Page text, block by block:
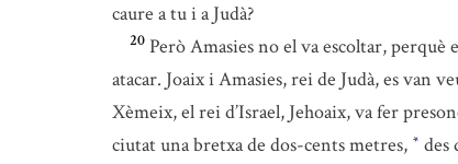
caure a tu i a Judà?
20 Però Amasies no el va escoltar, perquè
atacar. Joaix i Amasies, rei de Judà, es van
Xèmeix, el rei d’Israel, Jehoaix, va fer
ciutat una bretxa de dos-cents metres, * des